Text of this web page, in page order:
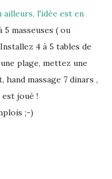
ailleurs, l'idée est en
masseuses ( ou
4 à 5 tables de
plage, mettez une
massage 7 dinars ,
est joué !
;-)